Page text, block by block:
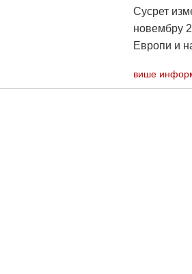
Сусрет
новембру
Европи и
више